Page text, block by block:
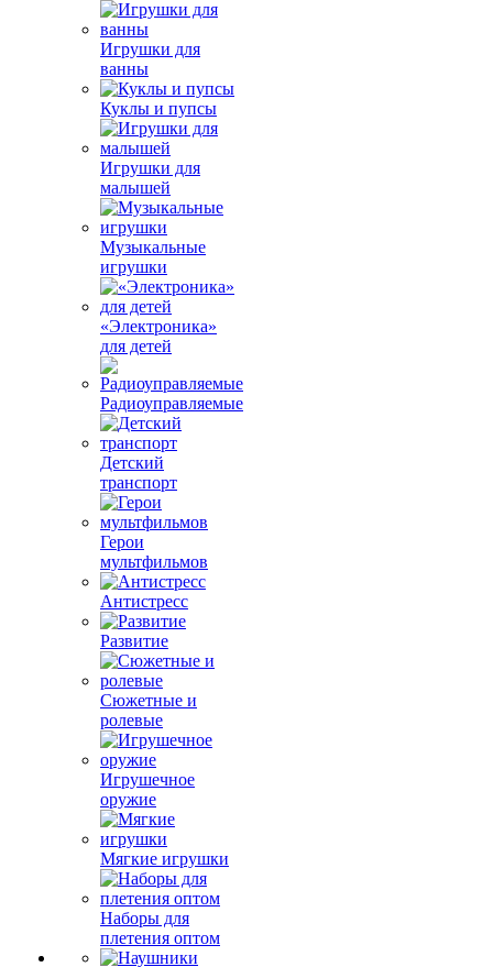
Игрушки для
ванны
Куклы и пупсы
Игрушки для
малышей
Музыкальные
игрушки
«Электроника»
для детей
Радиоуправляемые
Детский
транспорт
Герои
мультфильмов
Антистресс
Развитие
Сюжетные и
ролевые
Игрушечное
оружие
Мягкие игрушки
Наборы для
плетения оптом